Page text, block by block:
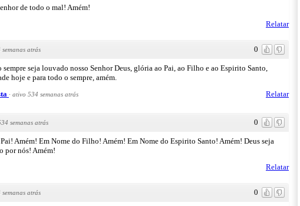
de todo o mal! Amém!
Relatar
0
semanas atrás
sempre seja louvado nosso Senhor Deus, glória ao Pai, ao Filho e ao Espirito Santo,
hoje e para todo o sempre, amém.
Relatar
· ativo 534 semanas atrás
0
semanas atrás
Amém! Em Nome do Filho! Amém! Em Nome do Espirito Santo! Amém! Deus seja
por nós! Amém!
Relatar
0
semanas atrás